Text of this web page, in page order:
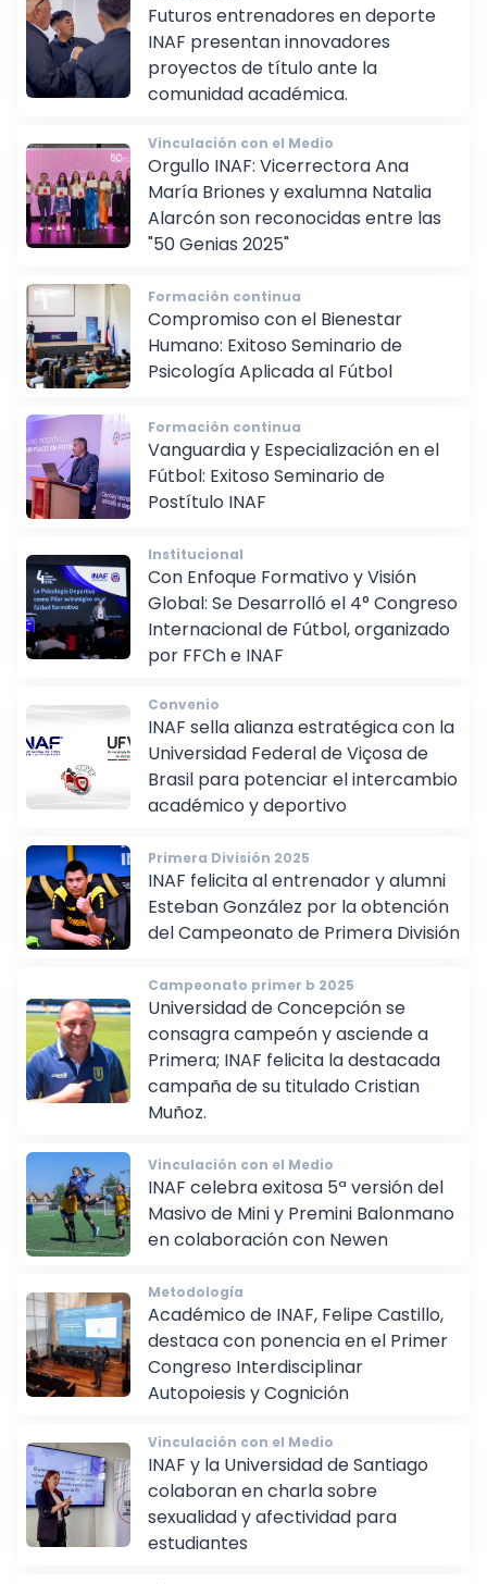
Institucional
Futuros entrenadores en deporte
INAF presentan innovadores
proyectos de título ante la
Vinculación con el Medio
Orgullo INAF: Vicerrectora Ana
María Briones y exalumna Natalia
Alarcón son reconocidas entre las
Formación continua
Compromiso con el Bienestar
Humano: Exitoso Seminario de
Psicología Aplicada al Fútbol
Formación continua
Vanguardia y Especialización en el
Fútbol: Exitoso Seminario de
Institucional
Con Enfoque Formativo y Visión
Global: Se Desarrolló el 4° Congreso
Internacional de Fútbol, organizado
por FFCh e INAF
Convenio
INAF sella alianza estratégica con la
Universidad Federal de Viçosa de
Brasil para potenciar el intercambio
académico y deportivo
Primera División 2025
INAF felicita al entrenador y alumni
Esteban González por la obtención
del Campeonato de Primera División
Campeonato primer b 2025
Universidad de Concepción se
consagra campeón y asciende a
Primera; INAF felicita la destacada
campaña de su titulado Cristian
Vinculación con el Medio
INAF celebra exitosa 5ª versión del
Masivo de Mini y Premini Balonmano
Metodología
Académico de INAF, Felipe Castillo,
destaca con ponencia en el Primer
Congreso Interdisciplinar
Autopoiesis y Cognición
Vinculación con el Medio
INAF y la Universidad de Santiago
colaboran en charla sobre
sexualidad y afectividad para